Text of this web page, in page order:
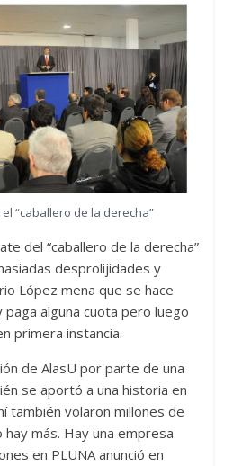
el “caballero de la derecha”
del “caballero de la derecha”
desprolijidades y
López mena que se hace
paga alguna cuota pero luego
primera instancia.
de AlasU por parte de una
se aportó a una historia en
también volaron millones de
más. Hay una empresa
en PLUNA anunció en